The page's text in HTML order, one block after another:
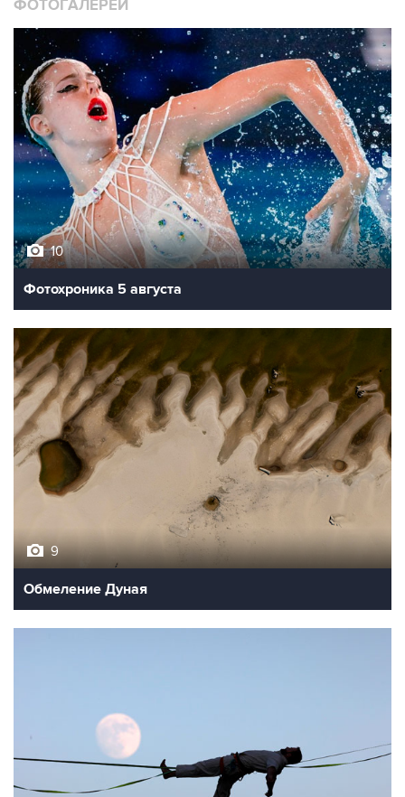
ФОТОГАЛЕРЕИ
10
Фотохроника 5 августа
9
Обмеление Дуная